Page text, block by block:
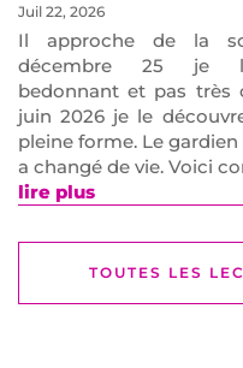
Juil 22, 2026
Il approche de la
décembre 25 je
bedonnant et pas très
juin 2026 je le
pleine forme. Le
a changé de vie. Voici
lire plus
TOUTES LES